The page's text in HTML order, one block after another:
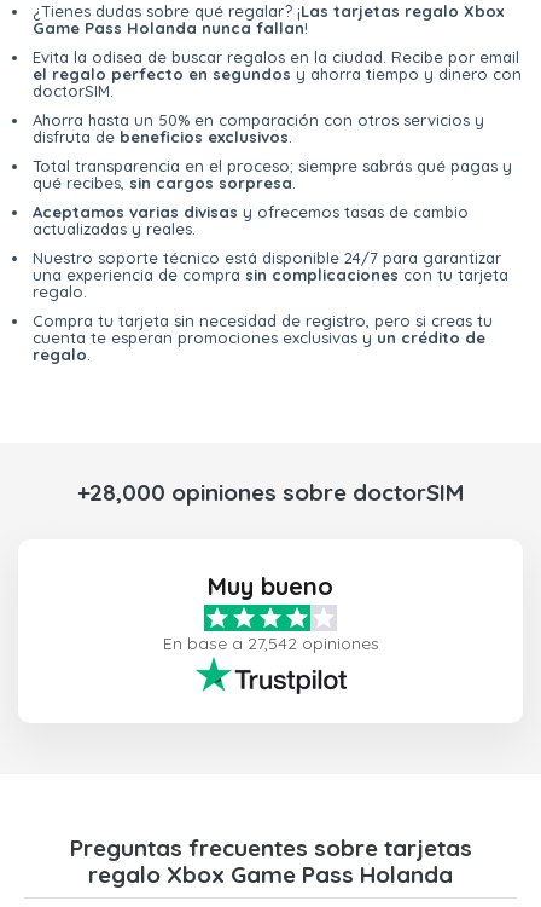
¿Tienes dudas sobre qué regalar? ¡Las tarjetas regalo Xbox
Game Pass Holanda nunca fallan!
Evita la odisea de buscar regalos en la ciudad. Recibe por email
el regalo perfecto en segundos y ahorra tiempo y dinero con
doctorSIM.
Ahorra hasta un 50% en comparación con otros servicios y
disfruta de beneficios exclusivos
Total transparencia en el proceso; siempre sabrás qué pagas y
qué recibes, sin cargos sorpresa
Aceptamos varias divisas y ofrecemos tasas de cambio
actualizadas y reales.
Nuestro soporte técnico está disponible 24/7 para garantizar
una experiencia de compra sin complicaciones con tu tarjeta
regalo.
Compra tu tarjeta sin necesidad de registro, pero si creas tu
cuenta te esperan promociones exclusivas y un crédito de
regalo
+28,000 opiniones sobre doctorSIM
Muy bueno
En base a 27,542 opiniones
Preguntas frecuentes sobre tarjetas
regalo Xbox Game Pass Holanda